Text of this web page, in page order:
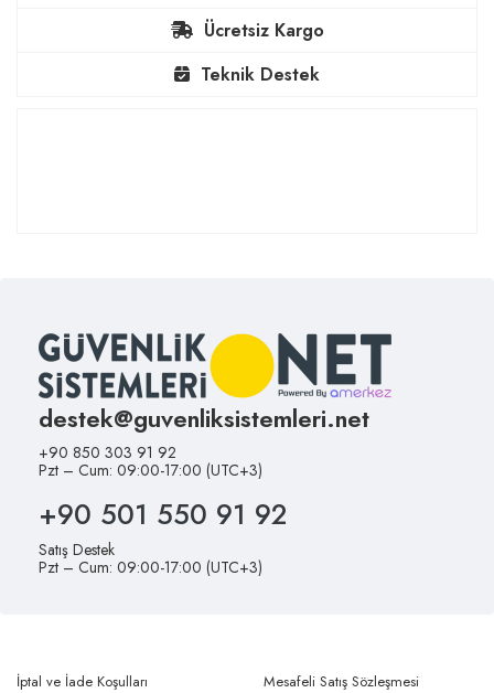
Ücretsiz Kargo
Teknik Destek
destek@guvenliksistemleri.net
+90 850 303 91 92
Pzt – Cum: 09:00-17:00 (UTC+3)
+90 501 550 91 92
Satış Destek
Pzt – Cum: 09:00-17:00 (UTC+3)
İptal ve İade Koşulları
Mesafeli Satış Sözleşmesi